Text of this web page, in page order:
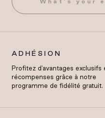
ADHÉSION
Profitez d'avantages exclusifs
récompenses grâce à notre
programme de fidélité gratuit.